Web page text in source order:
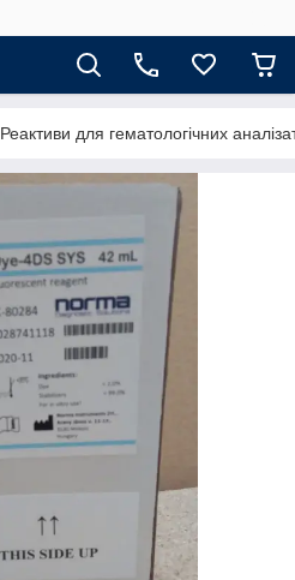
Реактиви для гематологічних